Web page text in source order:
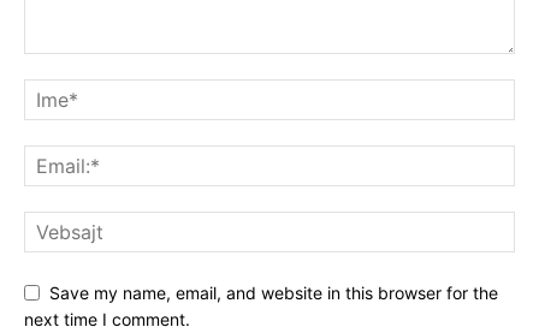
Save my name, email, and website in this browser for the
next time I comment.